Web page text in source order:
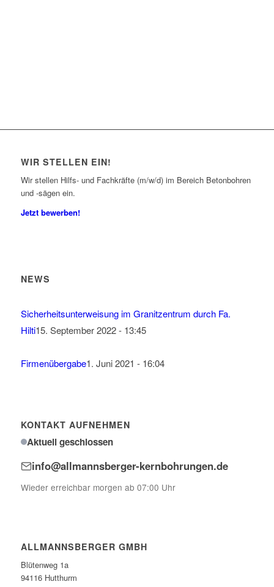
WIR STELLEN EIN!
Wir stellen Hilfs- und Fachkräfte (m/w/d) im Bereich Betonbohren
und -sägen ein.
Jetzt bewerben!
NEWS
Sicherheitsunterweisung im Granitzentrum durch Fa.
Hilti15. September 2022 - 13:45
Firmenübergabe1. Juni 2021 - 16:04
KONTAKT AUFNEHMEN
Aktuell geschlossen
info@allmannsberger-kernbohrungen.de
Wieder erreichbar morgen ab 07:00 Uhr
ALLMANNSBERGER GMBH
Blütenweg 1a
94116 Hutthurm